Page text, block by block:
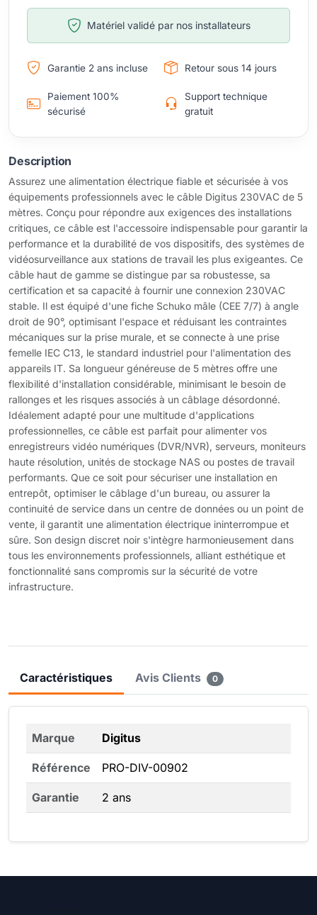
Matériel validé par nos installateurs
Garantie 2 ans incluse Retour sous 14 jours
Paiement 100%
sécurisé
Support technique
gratuit
Description
Assurez une alimentation électrique fiable et sécurisée à vos
équipements professionnels avec le câble Digitus 230VAC de 5
mètres. Conçu pour répondre aux exigences des installations
critiques, ce câble est l'accessoire indispensable pour garantir la
performance et la durabilité de vos dispositifs, des systèmes de
vidéosurveillance aux stations de travail les plus exigeantes. Ce
câble haut de gamme se distingue par sa robustesse, sa
certification et sa capacité à fournir une connexion 230VAC
stable. Il est équipé d'une fiche Schuko mâle (CEE 7/7) à angle
droit de 90°, optimisant l'espace et réduisant les contraintes
mécaniques sur la prise murale, et se connecte à une prise
femelle IEC C13, le standard industriel pour l'alimentation des
appareils IT. Sa longueur généreuse de 5 mètres offre une
flexibilité d'installation considérable, minimisant le besoin de
rallonges et les risques associés à un câblage désordonné.
Idéalement adapté pour une multitude d'applications
professionnelles, ce câble est parfait pour alimenter vos
enregistreurs vidéo numériques (DVR/NVR), serveurs, moniteurs
haute résolution, unités de stockage NAS ou postes de travail
performants. Que ce soit pour sécuriser une installation en
entrepôt, optimiser le câblage d'un bureau, ou assurer la
continuité de service dans un centre de données ou un point de
vente, il garantit une alimentation électrique ininterrompue et
sûre. Son design discret noir s'intègre harmonieusement dans
tous les environnements professionnels, alliant esthétique et
fonctionnalité sans compromis sur la sécurité de votre
infrastructure.
Caractéristiques Avis Clients 0
Marque Digitus
Référence PRO-DIV-00902
Garantie 2 ans